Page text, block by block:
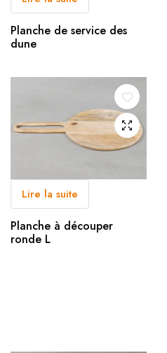
Planche de service des
dune
Lire la suite
Planche à découper
ronde L